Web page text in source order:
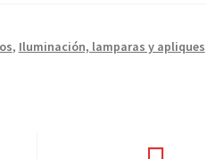
, Iluminación, lamparas y apliques